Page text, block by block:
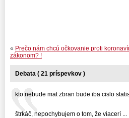
« Prečo nám chcú očkovanie proti
zákonom? !
Debata ( 21 príspevkov )
kto nebude mat zbran bude iba cislo
štrkáč, nepochybujem o tom, že viacerí ...